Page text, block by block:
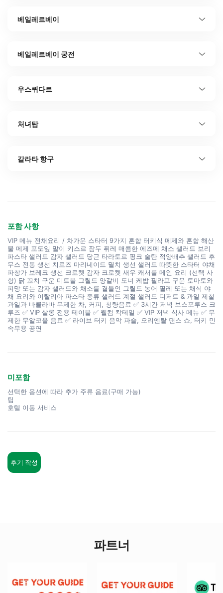
베일레르베이
베일레르베이 궁전
우스퀴다르
처녀탑
갈라타 항구
포함 사항
VIP 메뉴 전채요리 / 차가운 스타터 9가지 혼합 터키식 메제와 혼합 해산
물 메제 포도잎 말이 키스르 잠두 퓌레 매콤한 에즈메 채소 샐러드 보리
파스타 샐러드 감자 샐러드 당근 타라토르 핑크 술탄 적양배추 샐러드 후
무스 전통 생선 치로즈 마리네이드 멸치 생선 샐러드 따뜻한 스타터 야채
파창가 보레크 생선 크로켓 감자 크로켓 새우 캐서롤 메인 요리 (선택 사
항) 닭 꼬치 구운 미트볼 그릴드 양갈비 도너 케밥 필라프 구운 토마토와
피망 또는 감자 샐러드와 채소를 곁들인 그릴드 농어 필레 또는 채식 야
채 요리와 이탈리아 파스타 종류 샐러드 계절 샐러드 디저트 & 과일 제철
과일과 바클라바 무제한 차, 커피, 청량음료 ✅ 3시간 저녁 보스포루스 크
루즈 ✅ VIP 살롱 전용 테이블 ✅ 웰컴 칵테일 ✅ VIP 저녁 식사 메뉴 ✅ 무
제한 무알코올 음료 ✅ 라이브 터키 음악 파슬, 오리엔탈 댄스 쇼, 터키 민
속무용 공연
미포함
선택한 옵션에 따라 추가 주류 음료(구매 가능)
팁
호텔 이동 서비스
후기 작성
파트너